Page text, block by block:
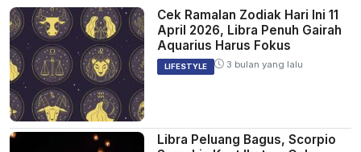
Cek Ramalan Zodiak Hari Ini 11
April 2026, Libra Penuh Gairah
Aquarius Harus Fokus
LIFESTYLE 3 bulan yang lalu
Libra Peluang Bagus, Scorpio